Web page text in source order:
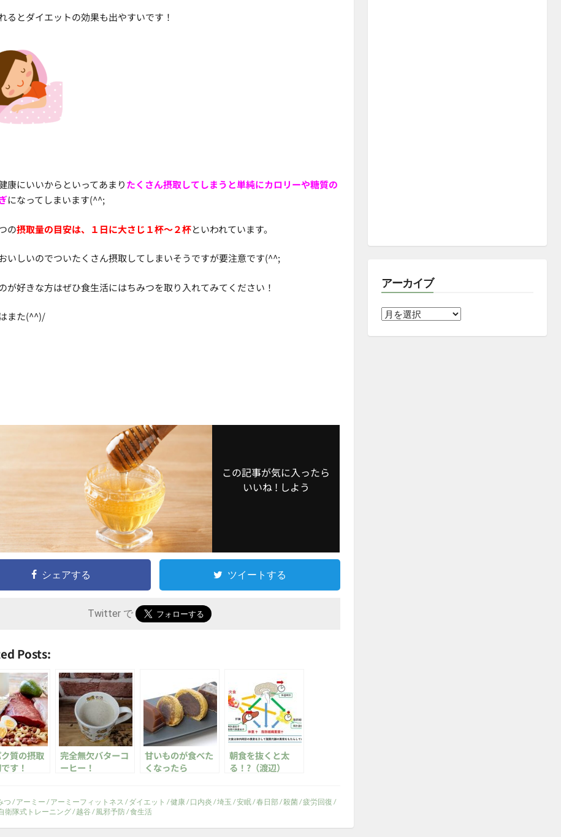
るとダイエットの効果も出やすいです！
康にいいからといってあまりたくさん摂取してしまうと単純にカロリーや糖質の
になってしまいます(^^;
の摂取量の目安は、１日に大さじ１杯～２杯といわれています。
いしいのでついたくさん摂取してしまいそうですが要注意です(^^;
が好きな方はぜひ食生活にはちみつを取り入れてみてください！
また(^^)/
この記事が気に入ったら
いいね ! しよう
シェアする ツイートする
Twitter で
Posts:
質の摂取
す！
完全無欠バターコ
ーヒー！
甘いものが食べた
くなったら
朝食を抜くと太
る！?（渡辺）
つ /アーミー /アーミーフィットネス /ダイエット /健康/口内炎 /埼玉 /安眠/春日部/殺菌/疲労回復 /
衛隊式トレーニング/越谷 /風邪予防/食生活
アーカイブ
ア